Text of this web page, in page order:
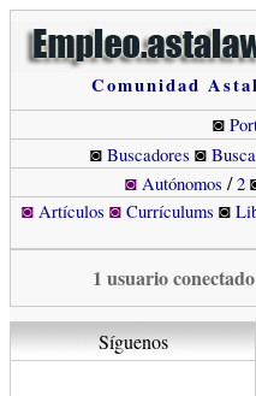
Comunidad
◙
◙ Buscadores ◙
◙ Autónomos /2
◙ Artículos ◙ Currículums ◙
1 usuario conectado
Síguenos